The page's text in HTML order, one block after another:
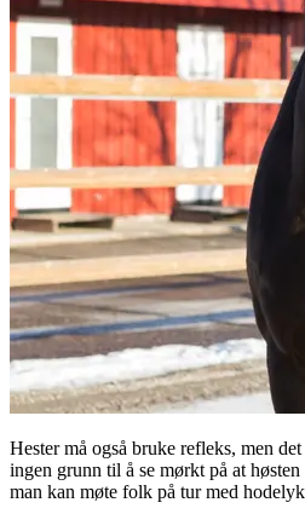
Hester må også bruke refleks, men
ingen grunn til å se mørkt på at
man kan møte folk på tur med